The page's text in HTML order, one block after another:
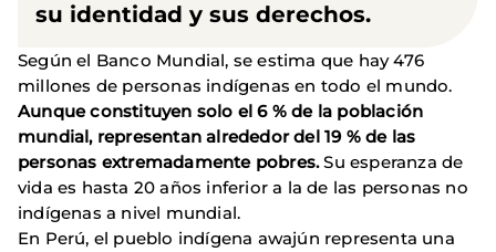
su identidad y sus derechos.
Según el Banco Mundial, se estima que hay 476
millones de personas indígenas en todo el mundo.
Aunque constituyen solo el 6 % de la población
mundial, representan alrededor del 19 % de las
personas extremadamente pobres.Su esperanza de
vida es hasta 20 años inferior a la de las personas no
indígenas a nivel mundial.
En Perú, el pueblo indígena awajún representa una